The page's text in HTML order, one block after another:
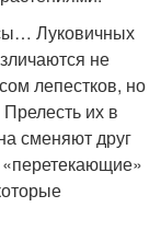
Луковичных
не
лепестков, но
их в
сменяют друг